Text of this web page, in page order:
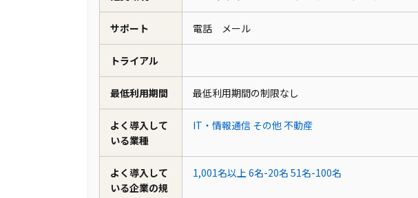
サポート 電話 メール
トライアル
最低利用期間 最低利用期間の制限なし
よく導入して
いる業種
IT・情報通信 その他不動産
よく導入して
いる企業の規
1,001名以上6名-20名 51名-100名